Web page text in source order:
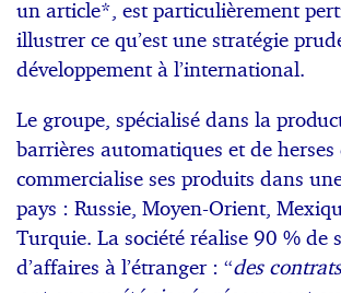
un article*, est particulièrement
illustrer ce qu’est une stratégie
développement à l’international.
Le groupe, spécialisé dans la
barrières automatiques et de
commercialise ses produits dans
pays : Russie, Moyen-Orient,
Turquie. La société réalise 90 % de
d’affaires à l’étranger : “des